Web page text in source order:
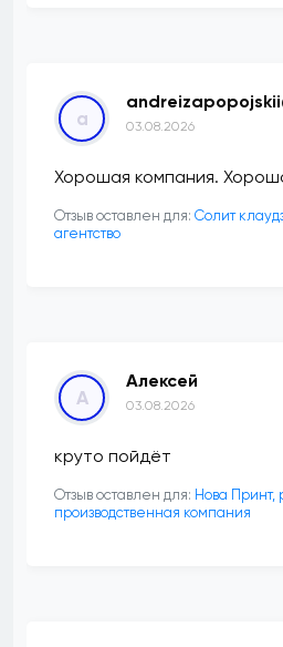
a 03.08.2026
Хорошая компания.
Отзыв оставлен для: Солит
агентство
А
Алексей
03.08.2026
круто пойдёт
Отзыв оставлен для: Нова
производственная компания